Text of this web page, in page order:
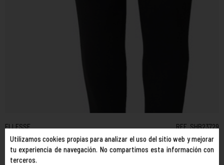
Utilizamos cookies propias para analizar el uso del sitio web y mejorar
tu experiencia de navegación. No compartimos esta información con
terceros.
BERLINGO TRACK PANT
ELLESSE REF. SHB23729
COLOR:BLACK